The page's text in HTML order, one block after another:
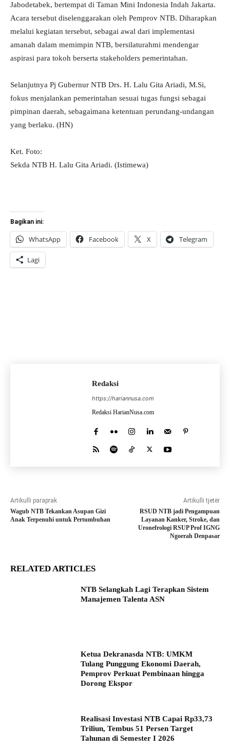
Jabodetabek, bertempat di Taman Mini Indonesia Indah Jakarta.
Acara tersebut diselenggarakan oleh Pemprov NTB. Diharapkan
melalui kegiatan tersebut, sebagai awal dari implementasi
amanah dalam memimpin NTB, bersilaturahmi mendengar
aspirasi para tokoh berserta stakeholders pemerintahan.
Selanjutnya Pj Gubernur NTB Drs. H. Lalu Gita Ariadi, M.Si,
fokus menjalankan pemerintahan sesuai tugas fungsi sebagai
pimpinan daerah, sebagaimana ketentuan perundang-undangan
yang berlaku. (HN)
Ket. Foto:
Sekda NTB H. Lalu Gita Ariadi. (Istimewa)
Bagikan ini:
WhatsApp Facebook X Telegram
Lagi
Redaksi
https://hariannusa.com
Redaksi HarianNusa.com
Artikulli paraprak
Wagub NTB Tekankan Asupan Gizi
Anak Terpenuhi untuk Pertumbuhan
Artikulli tjetër
RSUD NTB jadi Pengampuan
Layanan Kanker, Stroke, dan
Uronefrologi RSUP Prof IGNG
Ngoerah Denpasar
RELATED ARTICLES
NTB Selangkah Lagi Terapkan Sistem
Manajemen Talenta ASN
Ketua Dekranasda NTB: UMKM
Tulang Punggung Ekonomi Daerah,
Pemprov Perkuat Pembinaan hingga
Dorong Ekspor
Realisasi Investasi NTB Capai Rp33,73
Triliun, Tembus 51 Persen Target
Tahunan di Semester I 2026